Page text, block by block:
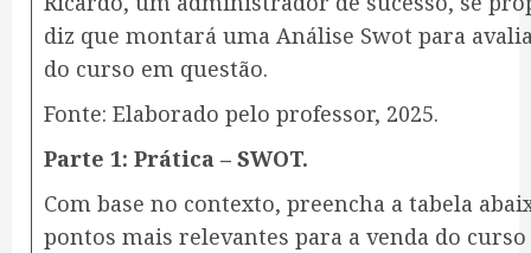
diz que montará uma Análise Swot para
do curso em questão.
Fonte: Elaborado pelo professor, 2025.
Parte 1: Prática – SWOT.
Com base no contexto, preencha a tabela
pontos mais relevantes para a venda do